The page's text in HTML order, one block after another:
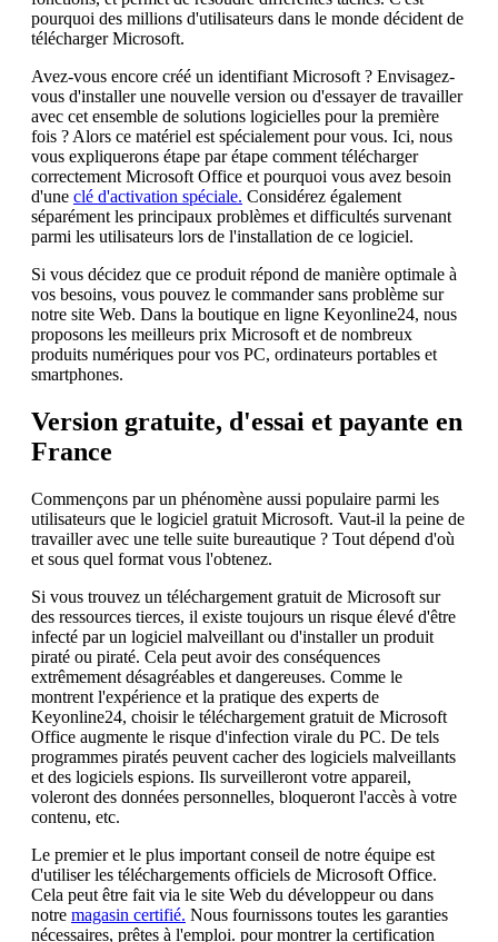
pourquoi des millions d'utilisateurs dans le monde décident de
télécharger Microsoft.
Avez-vous encore créé un identifiant Microsoft ? Envisagez-
vous d'installer une nouvelle version ou d'essayer de travailler
avec cet ensemble de solutions logicielles pour la première
fois ? Alors ce matériel est spécialement pour vous. Ici, nous
vous expliquerons étape par étape comment télécharger
correctement Microsoft Office et pourquoi vous avez besoin
d'une clé d'activation spéciale. Considérez également
séparément les principaux problèmes et difficultés survenant
parmi les utilisateurs lors de l'installation de ce logiciel.
Si vous décidez que ce produit répond de manière optimale à
vos besoins, vous pouvez le commander sans problème sur
notre site Web. Dans la boutique en ligne Keyonline24, nous
proposons les meilleurs prix Microsoft et de nombreux
produits numériques pour vos PC, ordinateurs portables et
smartphones.
Version gratuite, d'essai et payante en
France
Commençons par un phénomène aussi populaire parmi les
utilisateurs que le logiciel gratuit Microsoft. Vaut-il la peine de
travailler avec une telle suite bureautique ? Tout dépend d'où
et sous quel format vous l'obtenez.
Si vous trouvez un téléchargement gratuit de Microsoft sur
des ressources tierces, il existe toujours un risque élevé d'être
infecté par un logiciel malveillant ou d'installer un produit
piraté ou piraté. Cela peut avoir des conséquences
extrêmement désagréables et dangereuses. Comme le
montrent l'expérience et la pratique des experts de
Keyonline24, choisir le téléchargement gratuit de Microsoft
Office augmente le risque d'infection virale du PC. De tels
programmes piratés peuvent cacher des logiciels malveillants
et des logiciels espions. Ils surveilleront votre appareil,
voleront des données personnelles, bloqueront l'accès à votre
contenu, etc.
Le premier et le plus important conseil de notre équipe est
d'utiliser les téléchargements officiels de Microsoft Office.
Cela peut être fait via le site Web du développeur ou dans
notre magasin certifié. Nous fournissons toutes les garanties
nécessaires, prêtes à l'emploi. pour montrer la certification